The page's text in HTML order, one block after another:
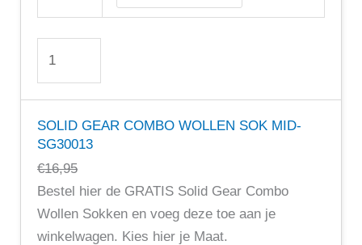
SOLID GEAR COMBO WOLLEN SOK MID-
SG30013
€16,95
Bestel hier de GRATIS Solid Gear Combo
Wollen Sokken en voeg deze toe aan je
winkelwagen. Kies hier je Maat.